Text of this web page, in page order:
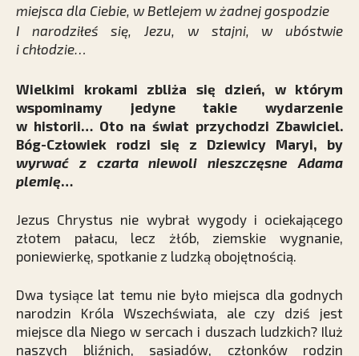
miejsca dla Ciebie, w Betlejem w żadnej gospodzie
I narodziłeś się, Jezu, w stajni, w ubóstwie
i chłodzie…
Wielkimi krokami zbliża się dzień, w którym
wspominamy jedyne takie wydarzenie
w historii… Oto na świat przychodzi Zbawiciel.
Bóg-Człowiek rodzi się z Dziewicy Maryi, by
wyrwać z czarta niewoli nieszczęsne Adama
plemię…
Jezus Chrystus nie wybrał wygody i ociekającego
złotem pałacu, lecz żłób, ziemskie wygnanie,
poniewierkę, spotkanie z ludzką obojętnością.
Dwa tysiące lat temu nie było miejsca dla godnych
narodzin Króla Wszechświata, ale czy dziś jest
miejsce dla Niego w sercach i duszach ludzkich? Iluż
naszych bliźnich, sąsiadów, członków rodzin